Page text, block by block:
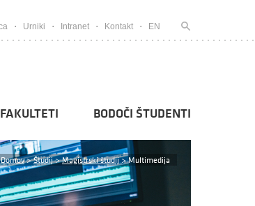
Urniki Intranet Kontakt EN
BODOČI ŠTUDENTI
Domov > Študij > Magistrski študij >Multimedija